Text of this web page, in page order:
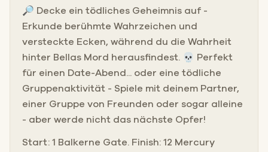
🔎 Decke ein tödliches Geheimnis auf -
Erkunde berühmte Wahrzeichen und
versteckte Ecken, während du die Wahrheit
hinter Bellas Mord herausfindest. 💀 Perfekt
für einen Date-Abend... oder eine tödliche
Gruppenaktivität - Spiele mit deinem Partner,
einer Gruppe von Freunden oder sogar alleine
- aber werde nicht das nächste Opfer!
Start: 1 Balkerne Gate. Finish: 12 Mercury